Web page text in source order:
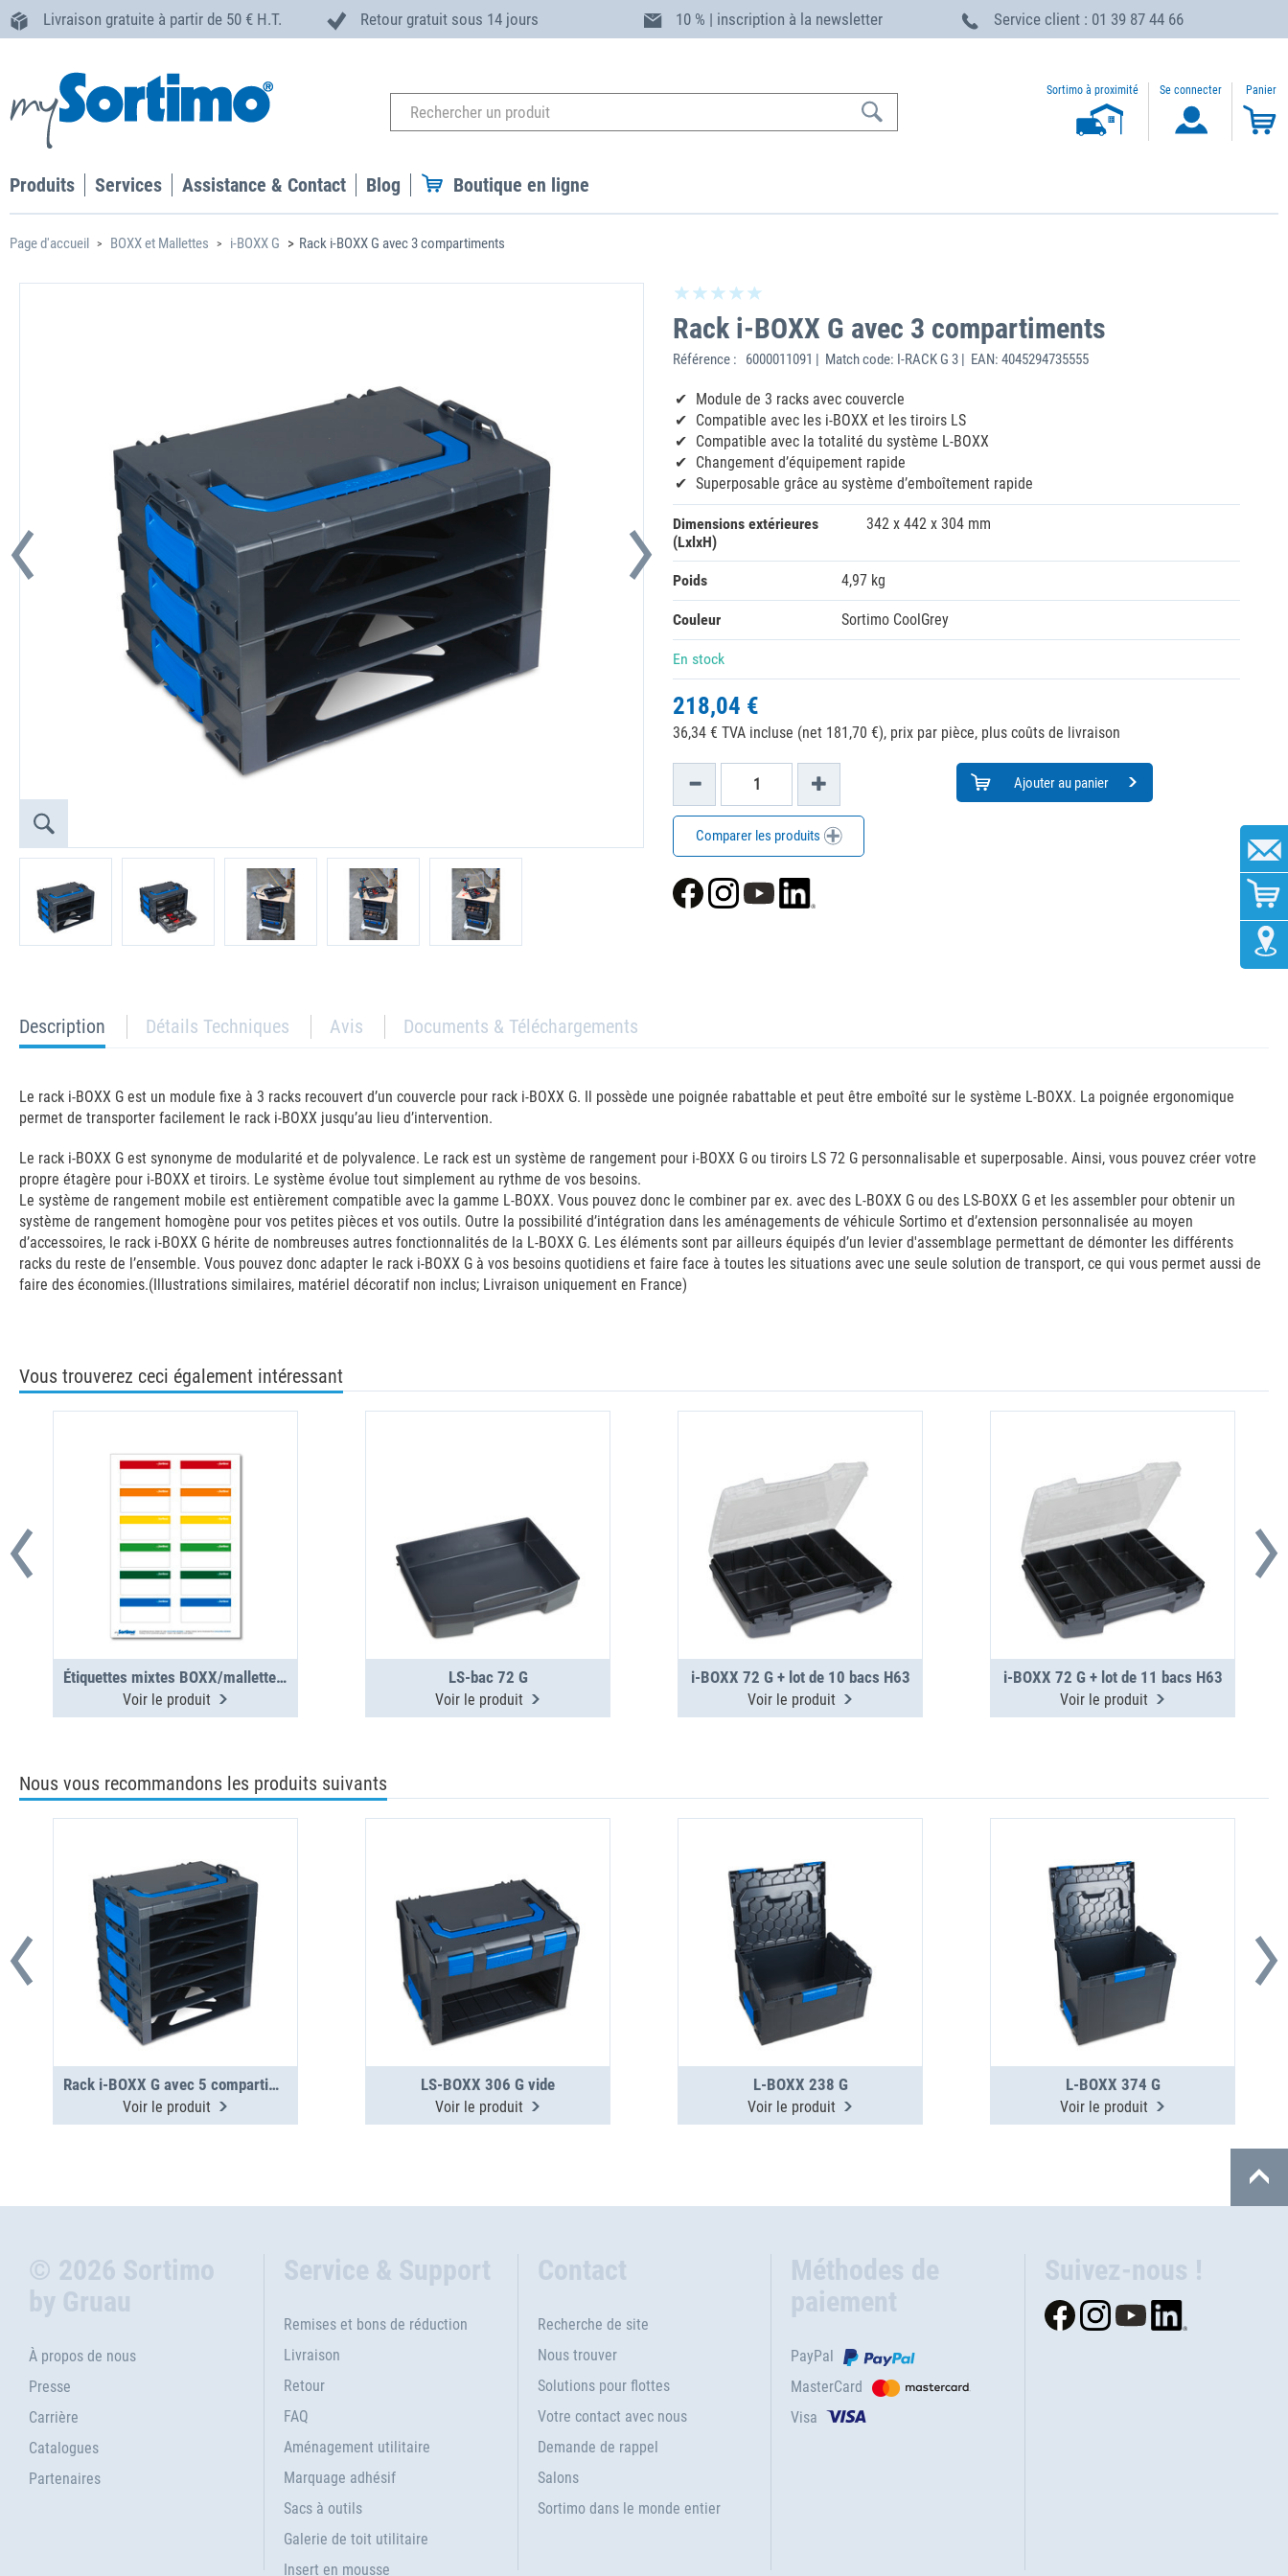
Livraison gratuite à partir de 50 € H.T. Retour gratuit sous 14 jours 10 % | inscription à la newsletter Service client : 01 39 87 44 66
Sortimo à proximité Se connecter Panier
Produits Services Assistance & Contact Blog Boutique en ligne
Page d'accueil BOXX et Mallettes i-BOXX G Rack i-BOXX G avec 3 compartiments
Rack i-BOXX G avec 3 compartiments
Référence : 6000011091 | Match code: I-RACK G 3 | EAN: 4045294735555
‌Module de 3 racks avec couvercle
Compatible avec les i-BOXX et les tiroirs LS
Compatible avec la totalité du système L-BOXX
Changement d’équipement rapide
Superposable grâce au système d’emboîtement rapide
Dimensions extérieures
(LxlxH)
342 x 442 x 304 mm
Poids 4,97 kg
Couleur Sortimo CoolGrey
En stock
218,04 €
36,34 € TVA incluse (net 181,70 €), prix par pièce, plus coûts de livraison
Ajouter au panier
Comparer les produits
current
tab:
Description Détails Techniques Avis Documents & Téléchargements
Le rack i-BOXX G est un module fixe à 3 racks recouvert d’un couvercle pour rack i-BOXX G. Il possède une poignée rabattable et peut être emboîté sur le système L-BOXX. La poignée ergonomique
permet de transporter facilement le rack i-BOXX jusqu’au lieu d’intervention.
Le rack i-BOXX G est synonyme de modularité et de polyvalence. Le rack est un système de rangement pour i-BOXX G ou tiroirs LS 72 G personnalisable et superposable. Ainsi, vous pouvez créer votre
propre étagère pour i-BOXX et tiroirs. Le système évolue tout simplement au rythme de vos besoins.
Le système de rangement mobile est entièrement compatible avec la gamme L-BOXX. Vous pouvez donc le combiner par ex. avec des L-BOXX G ou des LS-BOXX G et les assembler pour obtenir un
système de rangement homogène pour vos petites pièces et vos outils. Outre la possibilité d’intégration dans les aménagements de véhicule Sortimo et d’extension personnalisée au moyen
d’accessoires, le rack i-BOXX G hérite de nombreuses autres fonctionnalités de la L-BOXX G. Les éléments sont par ailleurs équipés d’un levier d'assemblage permettant de démonter les différents
racks du reste de l’ensemble. Vous pouvez donc adapter le rack i-BOXX G à vos besoins quotidiens et faire face à toutes les situations avec une seule solution de transport, ce qui vous permet aussi de
faire des économies.(Illustrations similaires, matériel décoratif non inclus; Livraison uniquement en France)
Vous trouverez ceci également intéressant
Étiquettes mixtes BOXX/mallettes/clip, 12 pcs (1 planche)
Voir le produit
LS-bac 72 G
Voir le produit
i-BOXX 72 G + lot de 10 bacs H63
Voir le produit
i-BOXX 72 G + lot de 11 bacs H63
Voir le produit
Nous vous recommandons les produits suivants
Rack i-BOXX G avec 5 compartiments
Voir le produit
LS-BOXX 306 G vide
Voir le produit
L-BOXX 238 G
Voir le produit
L-BOXX 374 G
Voir le produit
© 2026 Sortimo
by Gruau
À propos de nous
Presse
Carrière
Catalogues
Partenaires
Service & Support
Remises et bons de réduction
Livraison
Retour
FAQ
Aménagement utilitaire
Marquage adhésif
Sacs à outils
Galerie de toit utilitaire
Insert en mousse
Contact
Recherche de site
Nous trouver
Solutions pour flottes
Votre contact avec nous
Demande de rappel
Salons
Sortimo dans le monde entier
Méthodes de
paiement
PayPal
MasterCard
Visa
Suivez-nous !